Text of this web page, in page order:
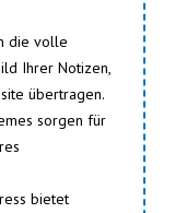
die volle
Ihrer Notizen,
übertragen.
sorgen für
bietet